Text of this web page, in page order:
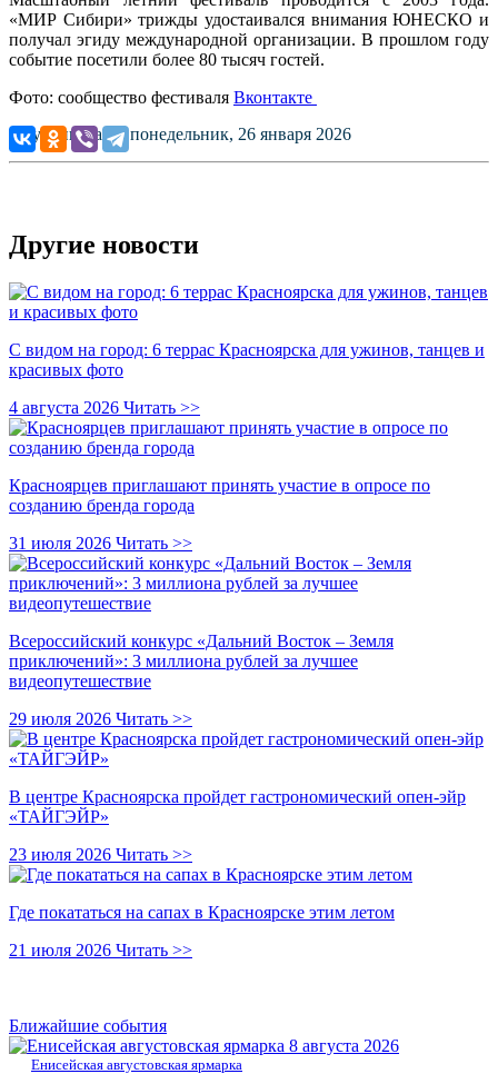
«МИР Сибири» трижды удостаивался внимания ЮНЕСКО и
получал эгиду международной организации. В прошлом году
событие посетили более 80 тысяч гостей.
Фото: сообщество фестиваля Вконтакте
Опубликовано: понедельник, 26 января 2026
Другие новости
С видом на город: 6 террас Красноярска для ужинов, танцев и
красивых фото
4 августа 2026 Читать >>
Красноярцев приглашают принять участие в опросе по
созданию бренда города
31 июля 2026 Читать >>
Всероссийский конкурс «Дальний Восток – Земля
приключений»: 3 миллиона рублей за лучшее
видеопутешествие
29 июля 2026 Читать >>
В центре Красноярска пройдет гастрономический опен-эйр
«ТАЙГЭЙР»
23 июля 2026 Читать >>
Где покататься на сапах в Красноярске этим летом
21 июля 2026 Читать >>
Ближайшие события
8 августа 2026
Енисейская августовская ярмарка